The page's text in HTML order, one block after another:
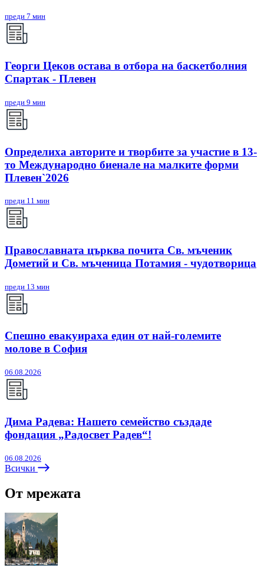
преди 7 мин
Георги Цеков остава в отбора на баскетболния
Спартак - Плевен
преди 9 мин
Определиха авторите и творбите за участие в 13-
то Международно биенале на малките форми
Плевен`2026
преди 11 мин
Православната църква почита Св. мъченик
Дометий и Св. мъченица Потамия - чудотворица
преди 13 мин
Спешно евакуираха един от най-големите
молове в София
06.08.2026
Дима Радева: Нашето семейство създаде
фондация „Радосвет Радев“!
06.08.2026
Всички
От мрежата